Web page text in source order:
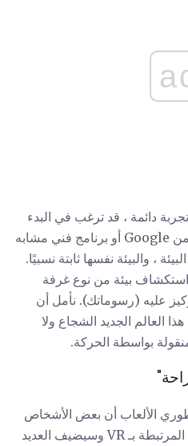
دائمة ، قد ترغب في البدء
بشيء بسيط مثل Tiltbrush من Google أو برنامج فني مشابه
، والبيئة نفسها ثابتة نسبيًا.
بيئة من نوع غرفة
عليه (رسوماتك). نأمل أن
العالم الجديد الشجاع ولا
بواسطة الحركة.
الألعاب أن بعض الأشخاص
أكثر حساسية للتأثيرات الجانبية المرتبطة بـ VR وسيضيف العديد